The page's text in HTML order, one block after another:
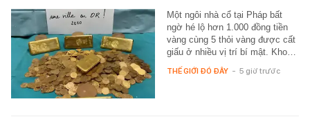
Một ngôi nhà cổ tại Pháp bất
ngờ hé lộ hơn 1.000 đồng tiền
vàng cùng 5 thỏi vàng được cất
giấu ở nhiều vị trí bí mật. Kho…
THẾ GIỚI ĐÓ ĐÂY - 5 giờ trước